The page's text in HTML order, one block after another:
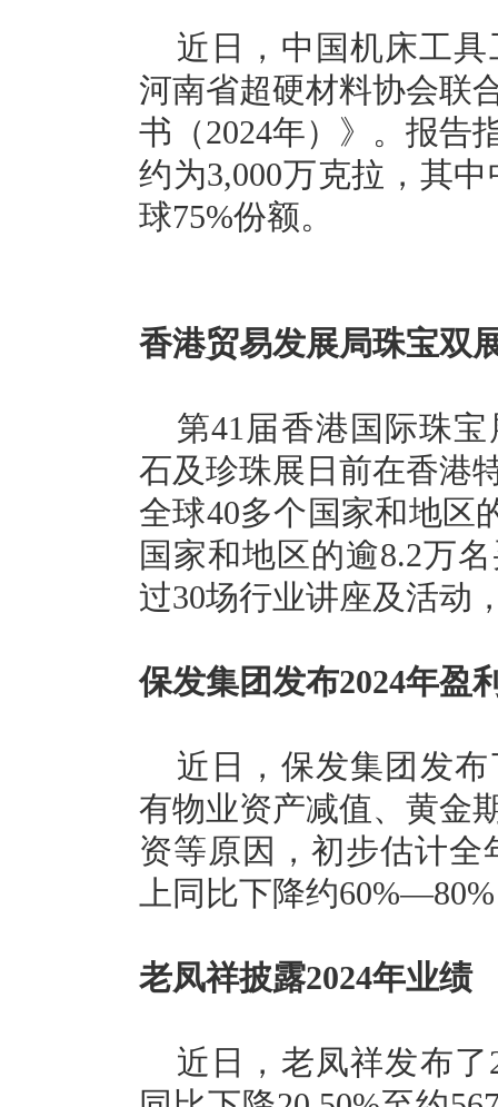
近日，中国机床工
河南省超硬材料协会联
书（2024年）》。报告
约为3,000万克拉，其
球75%份额。
香港贸易发展局珠宝双
第41届香港国际珠
石及珍珠展日前在香港
全球40多个国家和地区
国家和地区的逾8.2万
过30场行业讲座及活动
保发集团发布2024年盈
近日，保发集团发
有物业资产减值、黄金
资等原因，初步估计全
上同比下降约
老凤祥披露2024年业绩
近日，老凤祥发布